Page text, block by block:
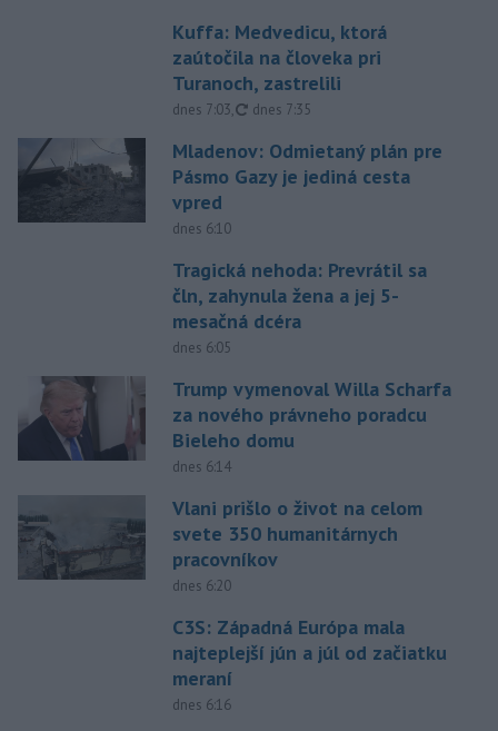
Kuffa: Medvedicu, ktorá
zaútočila na človeka pri
Turanoch, zastrelili
dnes 7:03, aktualizované
dnes 7:35
Mladenov: Odmietaný plán pre
Pásmo Gazy je jediná cesta
vpred
dnes 6:10
Tragická nehoda: Prevrátil sa
čln, zahynula žena a jej 5-
mesačná dcéra
dnes 6:05
Trump vymenoval Willa Scharfa
za nového právneho poradcu
Bieleho domu
dnes 6:14
Vlani prišlo o život na celom
svete 350 humanitárnych
pracovníkov
dnes 6:20
C3S: Západná Európa mala
najteplejší jún a júl od začiatku
meraní
dnes 6:16